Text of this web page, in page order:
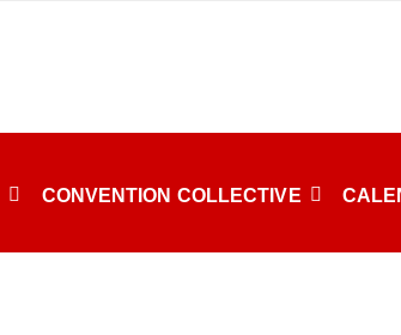
CONVENTION COLLECTIVE